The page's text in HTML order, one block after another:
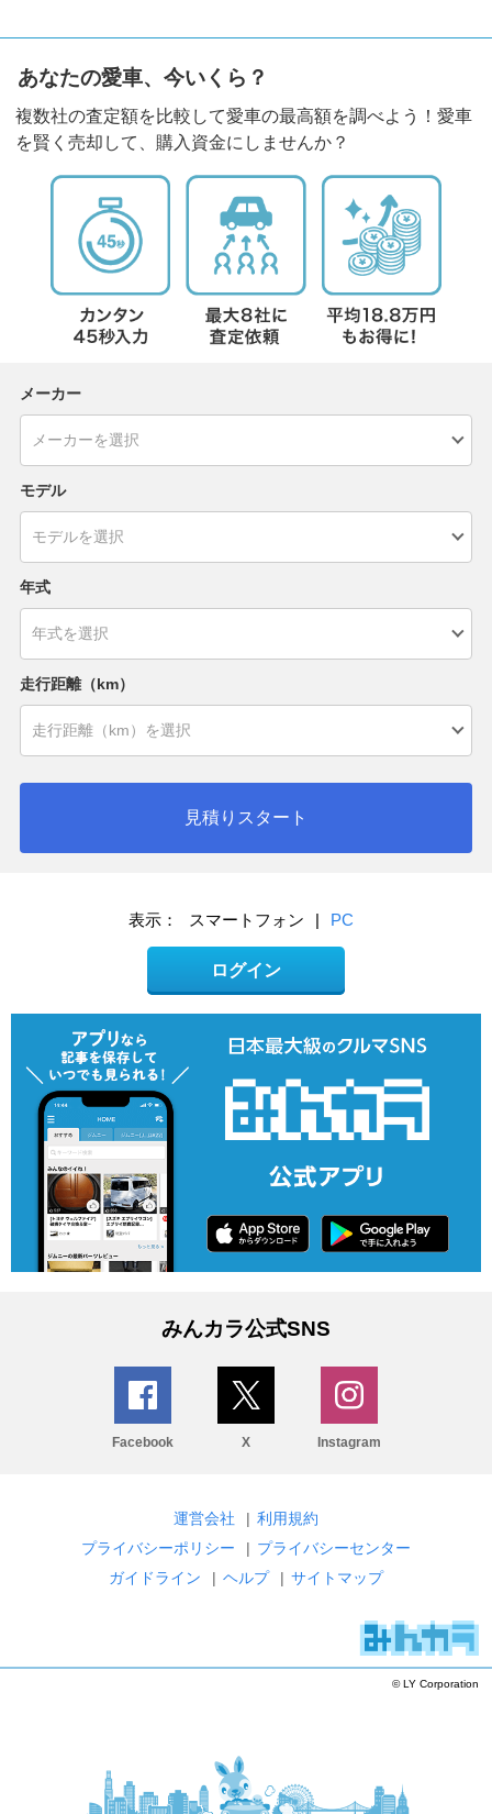
あなたの愛車、今いくら？
複数社の査定額を比較して愛車の最高額を調べよう！愛車
を賢く売却して、購入資金にしませんか？
メーカー
モデル
年式
走行距離（km）
見積りスタート
表示： スマートフォン | PC
ログイン
みんカラ公式SNS
Facebook X Instagram
運営会社 | 利用規約
プライバシーポリシー
| プライバシーセンター
ガイドライン
| ヘルプ | サイトマップ
© LY Corporation